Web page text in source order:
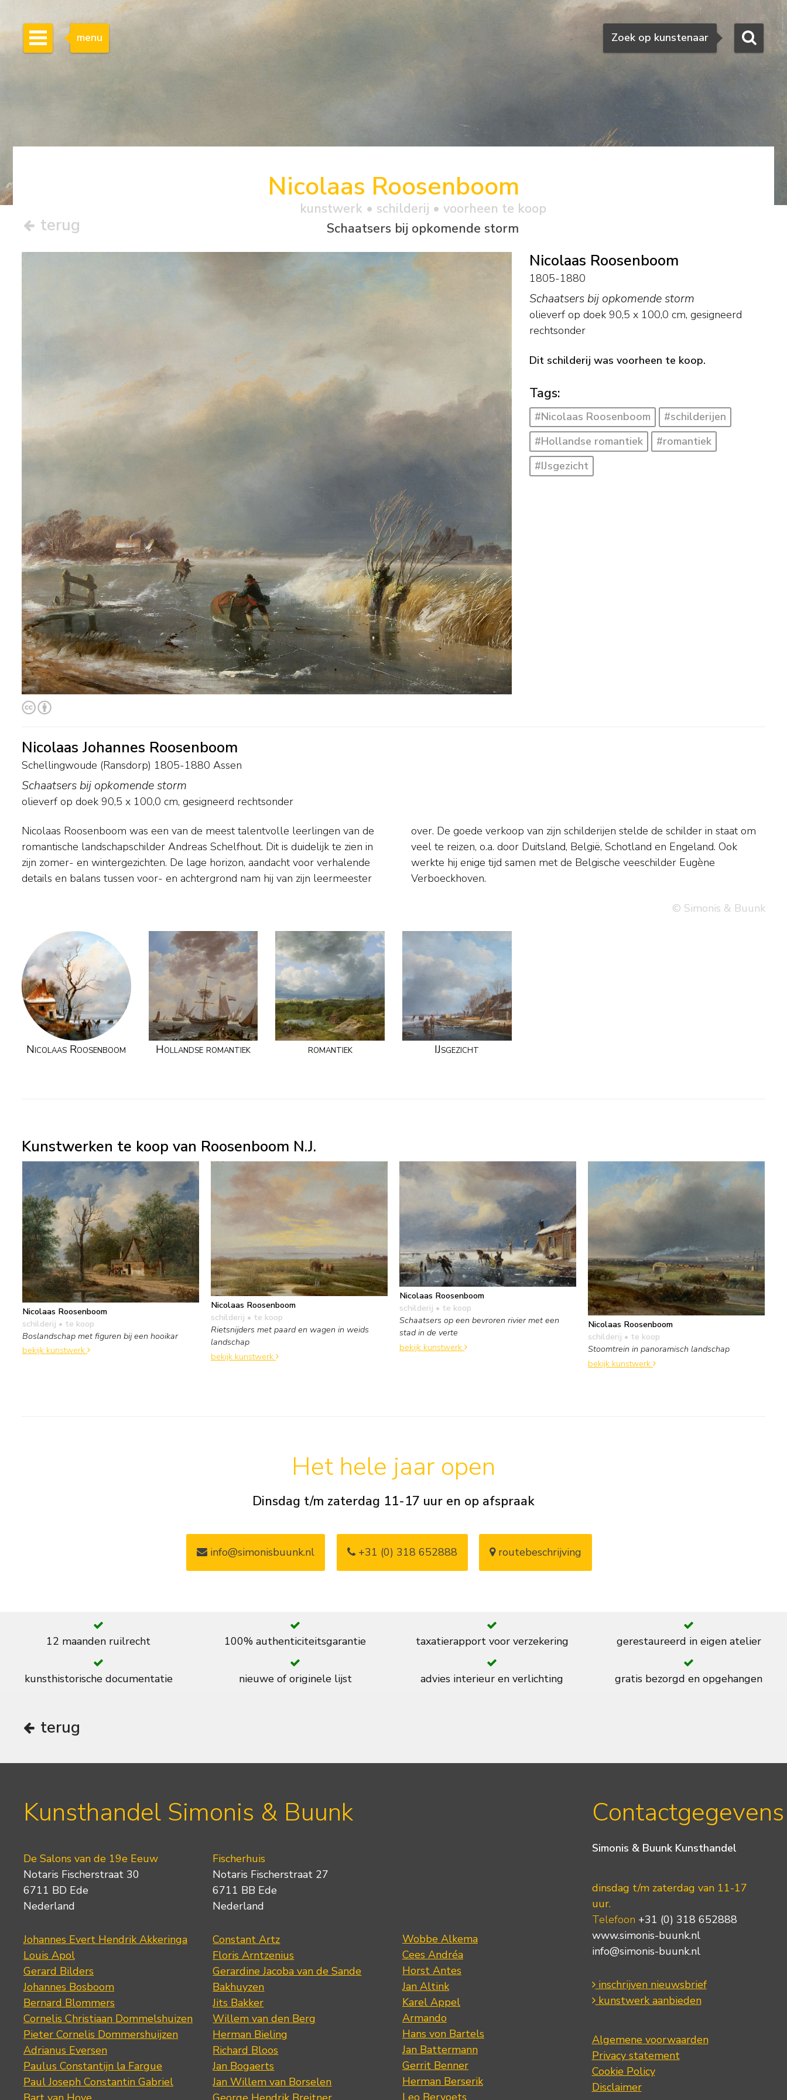
Zoeken
Zoek op kunstenaar
menu
terug
Nicolaas Roosenboom
kunstwerk • schilderij • voorheen te koop
Schaatsers bij opkomende storm
Nicolaas Roosenboom
1805-1880
Schaatsers bij opkomende storm
olieverf op doek 90,5 x 100,0 cm, gesigneerd
rechtsonder
Dit schilderij was voorheen te koop.
Tags:
#Nicolaas Roosenboom
#schilderijen
#Hollandse romantiek
#romantiek
#IJsgezicht
Nicolaas Johannes Roosenboom
Schellingwoude (Ransdorp) 1805-1880 Assen
Schaatsers bij opkomende storm
olieverf op doek 90,5 x 100,0 cm, gesigneerd rechtsonder
Nicolaas Roosenboom was een van de meest talentvolle leerlingen van de
romantische landschapschilder Andreas Schelfhout. Dit is duidelijk te zien in
zijn zomer- en wintergezichten. De lage horizon, aandacht voor verhalende
details en balans tussen voor- en achtergrond nam hij van zijn leermeester
over. De goede verkoop van zijn schilderijen stelde de schilder in staat om
veel te reizen, o.a. door Duitsland, België, Schotland en Engeland. Ook
werkte hij enige tijd samen met de Belgische veeschilder Eugène
Verboeckhoven.
© Simonis & Buunk
Nicolaas Roosenboom Hollandse romantiek romantiek IJsgezicht
Kunstwerken te koop van Roosenboom N.J.
Nicolaas Roosenboom
schilderij • te koop
Boslandschap met figuren bij een hooikar
bekijk kunstwerk
Nicolaas Roosenboom
schilderij • te koop
Rietsnijders met paard en wagen in weids
landschap
bekijk kunstwerk
Nicolaas Roosenboom
schilderij • te koop
Schaatsers op een bevroren rivier met een
stad in de verte
bekijk kunstwerk
Nicolaas Roosenboom
schilderij • te koop
Stoomtrein in panoramisch landschap
bekijk kunstwerk
Het hele jaar open
Dinsdag t/m zaterdag 11-17 uur en op afspraak
info@simonisbuunk.nl +31 (0) 318 652888 routebeschrijving
12 maanden ruilrecht 100% authenticiteitsgarantie taxatierapport voor verzekering gerestaureerd in eigen atelier
kunsthistorische documentatie nieuwe of originele lijst advies interieur en verlichting gratis bezorgd en opgehangen
terug
Kunsthandel Simonis & Buunk
De Salons van de 19e Eeuw
Notaris Fischerstraat 30
6711 BD Ede
Nederland
Johannes Evert Hendrik Akkeringa
Louis Apol
Gerard Bilders
Johannes Bosboom
Bernard Blommers
Cornelis Christiaan Dommelshuizen
Pieter Cornelis Dommershuijzen
Adrianus Eversen
Paulus Constantijn la Fargue
Paul Joseph Constantin Gabriel
Fischerhuis
Notaris Fischerstraat 27
6711 BB Ede
Nederland
Constant Artz
Floris Arntzenius
Gerardine Jacoba van de Sande
Bakhuyzen
Jits Bakker
Willem van den Berg
Herman Bieling
Richard Bloos
Jan Bogaerts
Jan Willem van Borselen
Wobbe Alkema
Cees Andréa
Horst Antes
Jan Altink
Karel Appel
Armando
Hans von Bartels
Jan Battermann
Gerrit Benner
Herman Berserik
Leo Bervoets
Contactgegevens
Simonis & Buunk Kunsthandel
dinsdag t/m zaterdag van 11-17
uur.
Telefoon +31 (0) 318 652888
www.simonis-buunk.nl
info@simonis-buunk.nl
inschrijven nieuwsbrief
kunstwerk aanbieden
Algemene voorwaarden
Privacy statement
Cookie Policy
Disclaimer